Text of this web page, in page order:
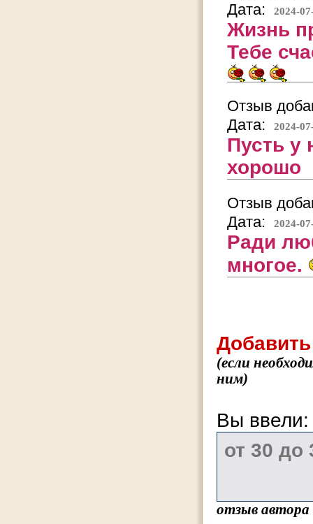
Дата:
2024-
Жизнь
Тебе
Отзыв
Дата:
2024-
Пусть у
хорошо
Отзыв
Дата:
2024-
Ради
многое.
(если
ним)
Вы
отзыв